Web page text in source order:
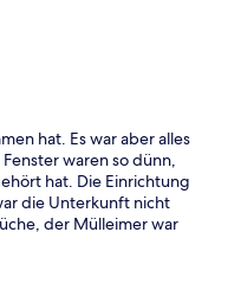
hat. Es war aber alles
waren so dünn,
hat. Die Einrichtung
die Unterkunft nicht
der Mülleimer war
wenig Geld erneuern.
dass nicht einmal ein